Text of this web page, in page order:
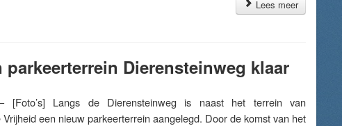
Lees meer
Dierensteinweg klaar
[Foto’s] Langs de Dierensteinweg is naast het terrein van
een nieuw parkeerterrein aangelegd. Door de komst van het